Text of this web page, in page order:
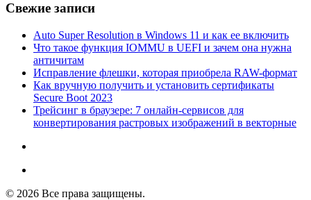
Свежие записи
Auto Super Resolution в Windows 11 и как ее включить
Что такое функция IOMMU в UEFI и зачем она нужна
античитам
Исправление флешки, которая приобрела RAW-формат
Как вручную получить и установить сертификаты
Secure Boot 2023
Трейсинг в браузере: 7 онлайн-сервисов для
конвертирования растровых изображений в векторные
© 2026 Все права защищены.